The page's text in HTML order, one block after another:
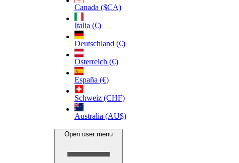
Canada ($CA)
Italia (€)
Deutschland (€)
Österreich (€)
España (€)
Schweiz (CHF)
Australia (AU$)
Open user menu